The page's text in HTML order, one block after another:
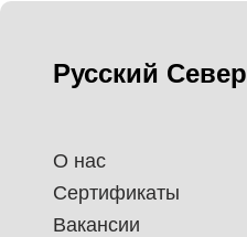
Русский Север
О нас
Сертификаты
Вакансии